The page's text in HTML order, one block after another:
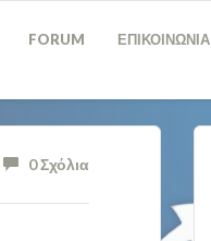
FORUM ΕΠΙΚΟΙΝΩΝΙΑ
0 Σχόλια